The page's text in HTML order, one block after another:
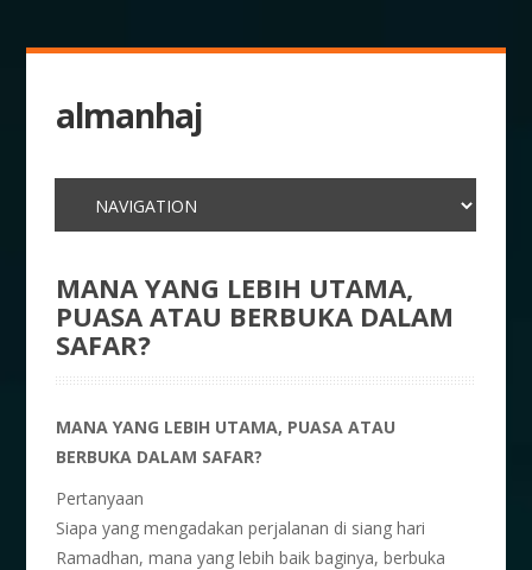
almanhaj
MANA YANG LEBIH UTAMA,
PUASA ATAU BERBUKA DALAM
SAFAR?
MANA YANG LEBIH UTAMA, PUASA ATAU
BERBUKA DALAM SAFAR?
Pertanyaan
Siapa yang mengadakan perjalanan di siang hari
Ramadhan, mana yang lebih baik baginya, berbuka